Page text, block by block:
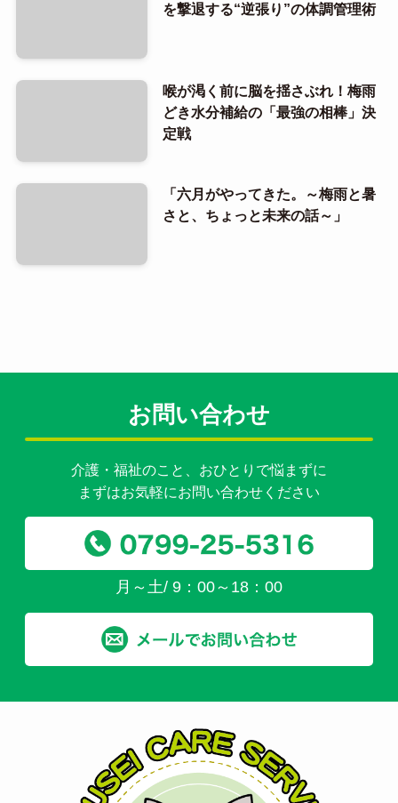
を撃退する“逆張り”の体調管理術
喉が渇く前に脳を揺さぶれ！梅雨
どき水分補給の「最強の相棒」決
定戦
「六月がやってきた。～梅雨と暑
さと、ちょっと未来の話～」
お問い合わせ
介護・福祉のこと、おひとりで悩まずに
まずはお気軽にお問い合わせください
月～土/ 9：00～18：00